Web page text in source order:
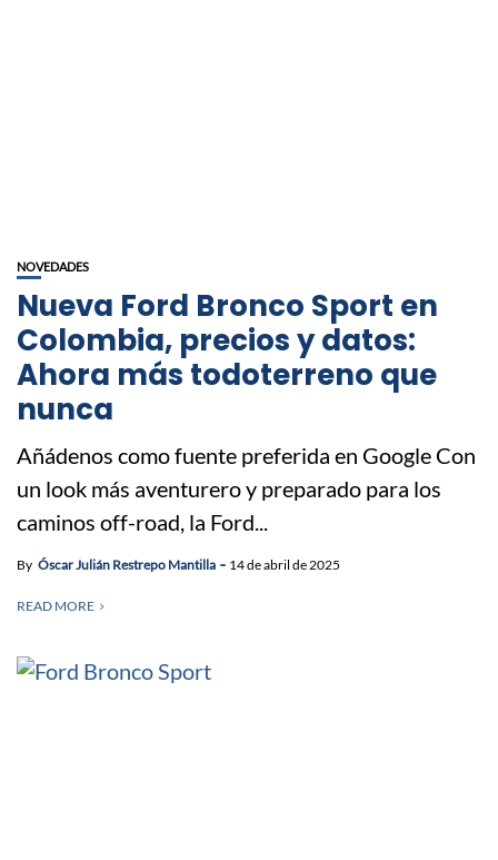
NOVEDADES
Nueva Ford Bronco Sport en
Colombia, precios y datos:
Ahora más todoterreno que
nunca
Añádenos como fuente preferida en Google Con
un look más aventurero y preparado para los
caminos off-road, la Ford...
By Óscar Julián Restrepo Mantilla 14 de abril de 2025
READ MORE